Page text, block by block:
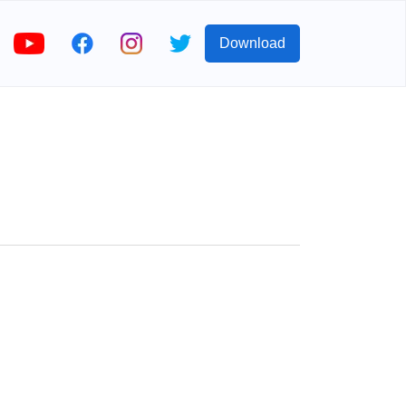
Download